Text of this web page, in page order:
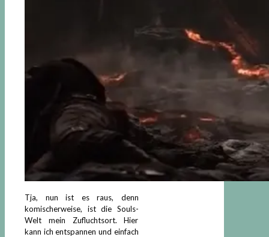
Tja, nun ist es raus, denn
komischerweise, ist die Souls-
Welt mein Zufluchtsort. Hier
kann ich entspannen und einfach